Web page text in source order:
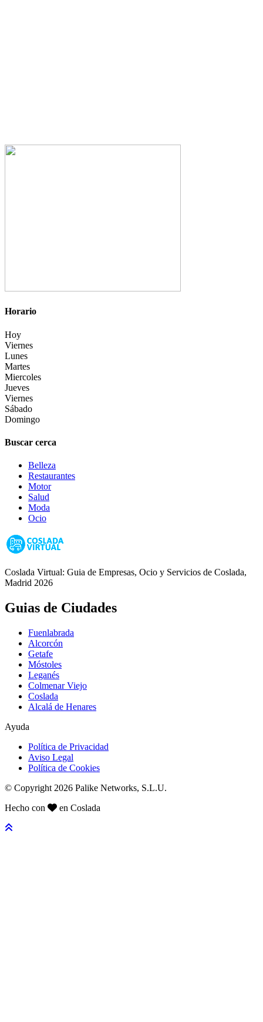
Horario
Hoy
Viernes
Lunes
Martes
Miercoles
Jueves
Viernes
Sábado
Domingo
Buscar cerca
Belleza
Restaurantes
Motor
Salud
Moda
Ocio
Coslada Virtual: Guia de Empresas, Ocio y Servicios de Coslada,
Madrid 2026
Guias de Ciudades
Fuenlabrada
Alcorcón
Getafe
Móstoles
Leganés
Colmenar Viejo
Coslada
Alcalá de Henares
Ayuda
Política de Privacidad
Aviso Legal
Política de Cookies
© Copyright 2026 Palike Networks, S.L.U.
Hecho con
en Coslada